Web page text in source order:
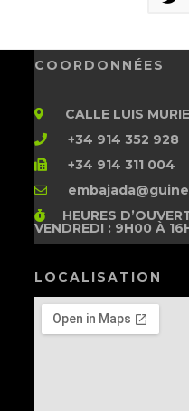
COORDONNÉES
CALLE LUIS
+34 914 352 928
+34 914 311 004
HEURES
VENDREDI : 9H00 À
LOCALISATION